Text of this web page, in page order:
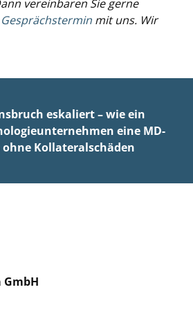
vereinbaren Sie gerne
Gesprächstermin mit uns. Wir
eskaliert – wie ein
eine MD-
Kollateralschäden
GmbH